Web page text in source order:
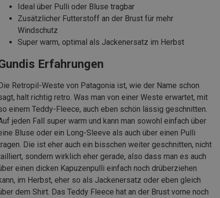
Ideal über Pulli oder Bluse tragbar
Zusätzlicher Futterstoff an der Brust für mehr
Windschutz
Super warm, optimal als Jackenersatz im Herbst
Erfahrungen
Retropil-Weste von Patagonia ist, wie der Name schon
halt richtig retro. Was man von einer Weste erwartet, mit
einem Teddy-Fleece, auch eben schön lässig geschnitten.
jeden Fall super warm und kann man sowohl einfach über
Bluse oder ein Long-Sleeve als auch über einen Pulli
Die ist eher auch ein bisschen weiter geschnitten, nicht
sondern wirklich eher gerade, also dass man es auch
einen dicken Kapuzenpulli einfach noch drüberziehen
im Herbst, eher so als Jackenersatz oder eben gleich
dem Shirt. Das Teddy Fleece hat an der Brust vorne noch